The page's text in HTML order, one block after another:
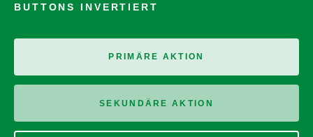
BUTTONS INVERTIERT
PRIMÄRE AKTION
SEKUNDÄRE AKTION